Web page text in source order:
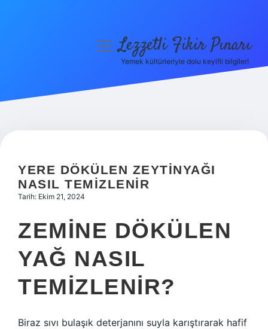
Hakkımızda
menüyüLezzetli Fikir Pınarı
Yemek kültürleriyle dolu keyifli bilgiler!
YERE DÖKÜLEN ZEYTINYAĞI
NASIL TEMIZLENIR
Tarih: Ekim 21, 2024
ZEMINE DÖKÜLEN
YAĞ NASIL
TEMIZLENIR?
Biraz sıvı bulaşık deterjanını suyla karıştırarak hafif